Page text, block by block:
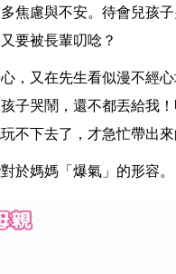
焦慮與不安。待會兒孩
要被長輩叨唸？
，又在先生看似漫不經
子哭鬧，還不都丟給我
不下去了，才急忙帶出
於媽媽「爆氣」的形容。